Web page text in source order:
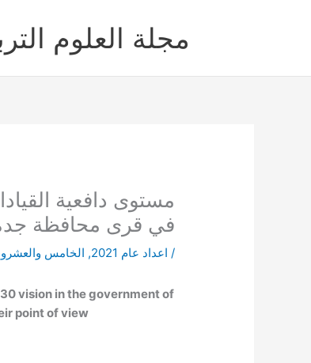
مجلة العلوم
في قرى محافظة
/ اعداد عام 2021 , الخامس
vision in the government of
point of view